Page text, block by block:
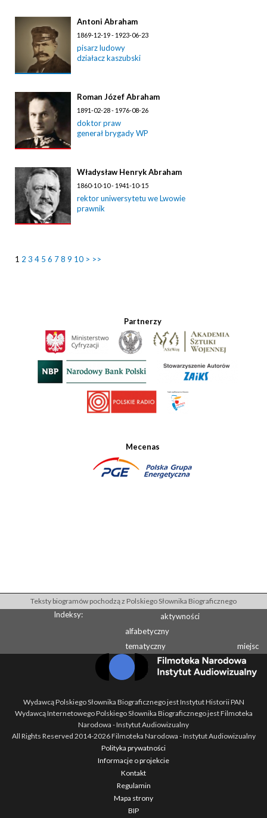
Antoni Abraham
1869-12-19 - 1923-06-23
pisarz ludowy
działacz kaszubski
Roman Józef Abraham
1891-02-28 - 1976-08-26
doktor praw
generał brygady WP
Władysław Henryk Abraham
1860-10-10 - 1941-10-15
rektor uniwersytetu we Lwowie
prawnik
1 2 3 4 5 6 78 9 10 > >>
Partnerzy
Mecenas
Teksty biogramów pochodzą z Polskiego Słownika Biograficznego
Indeksy:
aktywności
alfabetyczny
tematyczny
miejsc
Wydawcą Polskiego Słownika Biograficznego jest Instytut Historii PAN
Wydawcą Internetowego Polskiego Słownika Biograficznego jest Filmoteka
Narodowa - Instytut Audiowizualny
All Rights Reserved 2014-2026Filmoteka Narodowa - Instytut Audiowizualny
Polityka prywatności
Informacje o projekcie
Kontakt
Regulamin
Mapa strony
BIP